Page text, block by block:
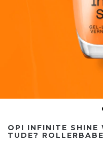
OPI INFINITE SHINE
TUDE? ROLLERBABE